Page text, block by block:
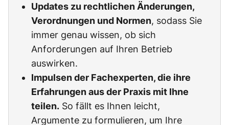
Updates zu rechtlichen Änderungen,
Verordnungen und Normen, sodass Sie
immer genau wissen, ob sich
Anforderungen auf Ihren Betrieb
auswirken.
Impulsen der Fachexperten, die ihre
Erfahrungen aus der Praxis mit Ihne
teilen. So fällt es Ihnen leicht,
Argumente zu formulieren, um Ihre